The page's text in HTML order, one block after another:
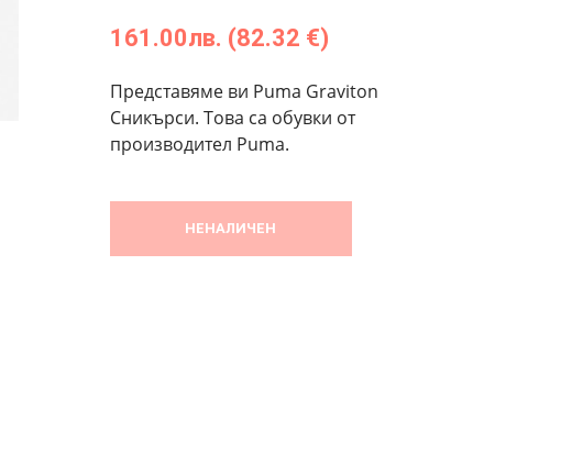
161.00лв. (82.32 €)
Представяме ви Puma Graviton
Сникърси. Това са обувки от
производител Puma.
НЕНАЛИЧЕН